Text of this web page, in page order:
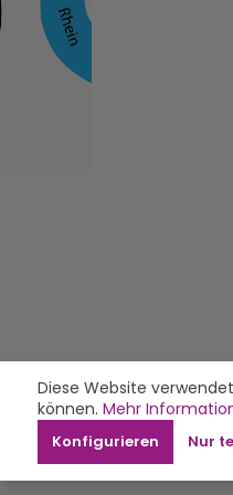
Diese Website
können. Mehr
Nur
Konfigurieren